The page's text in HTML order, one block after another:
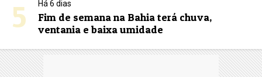
5 Há 6 dias
Fim de semana na Bahia terá chuva,
ventania e baixa umidade